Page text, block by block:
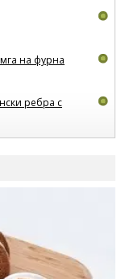
на фурна
ребра с